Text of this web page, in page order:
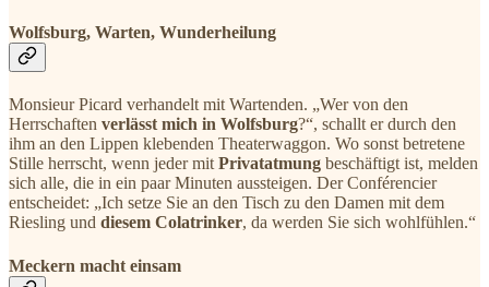
Wolfsburg, Warten, Wunderheilung
Monsieur Picard verhandelt mit Wartenden. „Wer von den
Herrschaften verlässt mich in Wolfsburg?“, schallt er durch den
ihm an den Lippen klebenden Theaterwaggon. Wo sonst betretene
Stille herrscht, wenn jeder mit Privatatmung beschäftigt ist, melden
sich alle, die in ein paar Minuten aussteigen. Der Conférencier
entscheidet: „Ich setze Sie an den Tisch zu den Damen mit dem
Riesling und diesem Colatrinker, da werden Sie sich wohlfühlen.“
Meckern macht einsam